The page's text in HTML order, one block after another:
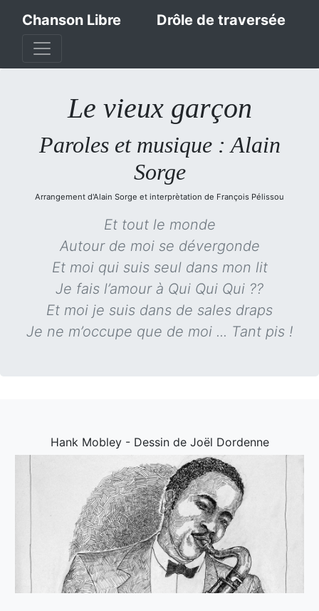
Chanson Libre Drôle de traversée
Le vieux garçon
Paroles et musique : Alain
Sorge
Arrangement d'Alain Sorge et interprètation de François Pélissou
Et tout le monde
Autour de moi se dévergonde
Et moi qui suis seul dans mon lit
Je fais l’amour à Qui Qui Qui ??
Et moi je suis dans de sales draps
Je ne m’occupe que de moi ... Tant pis !
Hank Mobley - Dessin de Joël Dordenne